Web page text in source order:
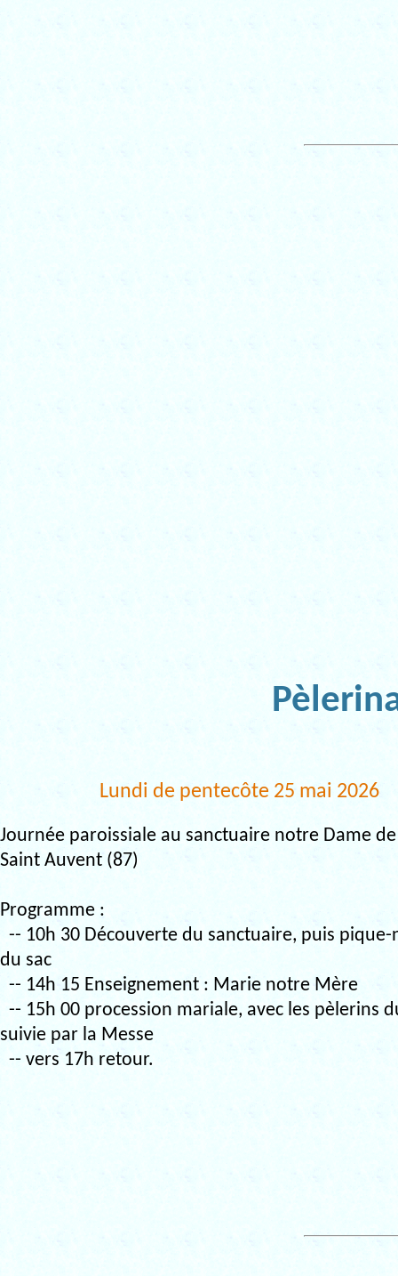
Lundi de pentecôte 25 mai 2026
Journée paroissiale au sanctuaire notre Dame
Saint Auvent (87)
Programme :
-- 10h 30 Découverte du sanctuaire, puis
du sac
-- 14h 15 Enseignement : Marie notre Mère
-- 15h 00 procession mariale, avec les pèlerins
suivie par la Messe
-- vers 17h retour.